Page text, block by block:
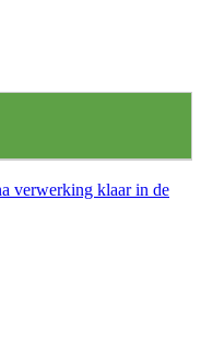
verwerking klaar in de